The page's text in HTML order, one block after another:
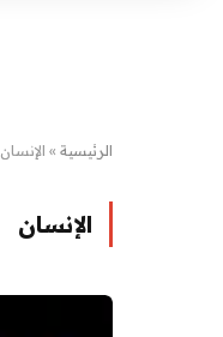
الرئيسية » الإنسان
الإنسان